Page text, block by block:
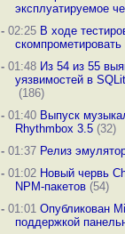
эксплуатируемое
-02:25 В ходе
-01:48 Из 54 из 55
уязвимостей в
(186)
-01:40 Выпуск
Rhythmbox 3.5(32)
-01:37 Релиз
-01:02 Новый червь
NPM-пакетов(54)
-01:01 Опубликован
поддержкой